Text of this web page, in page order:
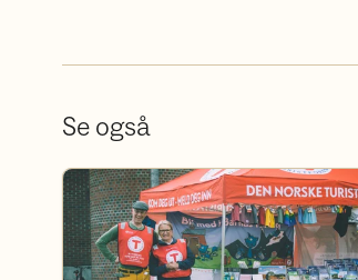
Se også
Bli frivillig